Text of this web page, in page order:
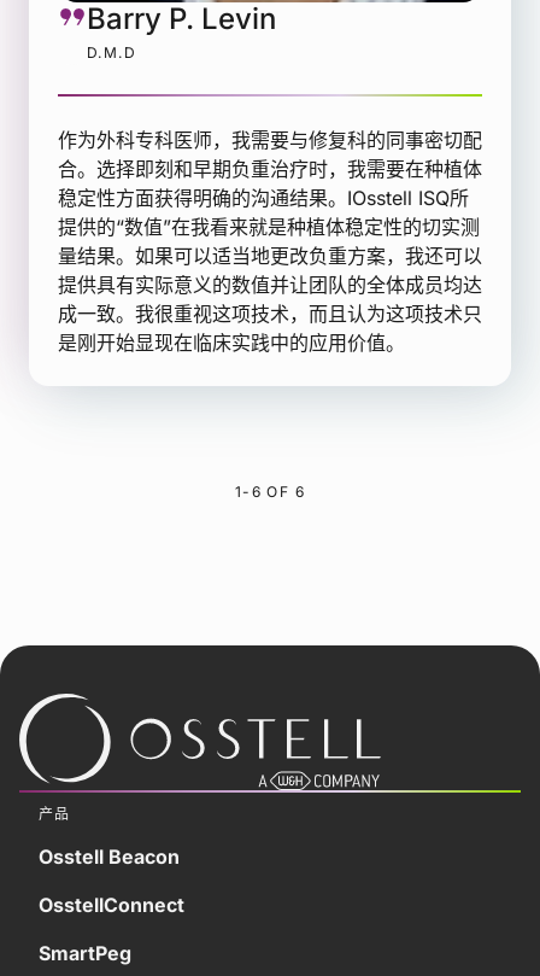
Barry P. Levin
D.M.D
作为外科专科医师，我需要与修复科的同事密切配
合。选择即刻和早期负重治疗时，我需要在种植体
稳定性方面获得明确的沟通结果。IOsstell ISQ所
提供的“数值”在我看来就是种植体稳定性的切实测
量结果。如果可以适当地更改负重方案，我还可以
提供具有实际意义的数值并让团队的全体成员均达
成一致。我很重视这项技术，而且认为这项技术只
是刚开始显现在临床实践中的应用价值。
1-6 OF 6
产品
Osstell Beacon
OsstellConnect
SmartPeg